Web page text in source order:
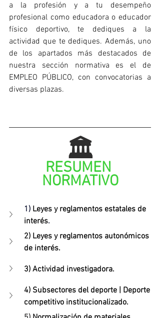
a la profesión y a tu desempeño
profesional como educadora o educador
físico deportivo, te dediques a la
actividad que te dediques. Además, uno
de los apartados más destacados de
nuestra sección normativa es el de
EMPLEO PÚBLICO, con convocatorias a
diversas plazas.
🏛️
RESUMEN
NORMATIVO
1) Leyes y reglamentos estatales de
interés.
2) Leyes y reglamentos autonómicos
de interés.
3) Actividad investigadora.
4) Subsectores del deporte | Deporte
competitivo institucionalizado.